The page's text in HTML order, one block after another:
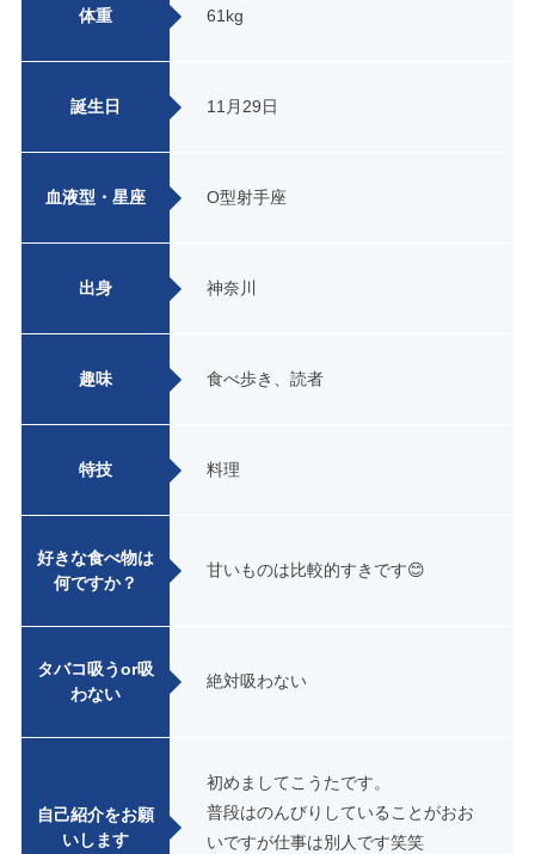
体重 61kg
誕生日 11月29日
血液型・星座 O型射手座
出身 神奈川
趣味 食べ歩き、読者
特技 料理
好きな食べ物は
何ですか？
甘いものは比較的すきです😊
タバコ吸うor吸
わない
絶対吸わない
自己紹介をお願
いします
初めましてこうたです。
普段はのんびりしていることがおお
いですが仕事は別人です笑笑